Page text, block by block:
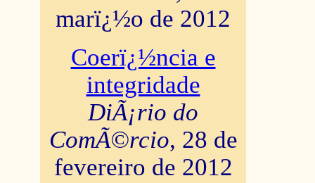
marï¿½o de 2012
Coerï¿½ncia e
integridade
DiÃ¡rio do
ComÃ©rcio, 28 de
fevereiro de 2012